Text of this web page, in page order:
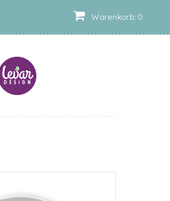
Warenkorb: 0